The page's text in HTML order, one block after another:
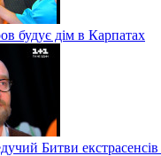
будує дім в Карпатах
Битви